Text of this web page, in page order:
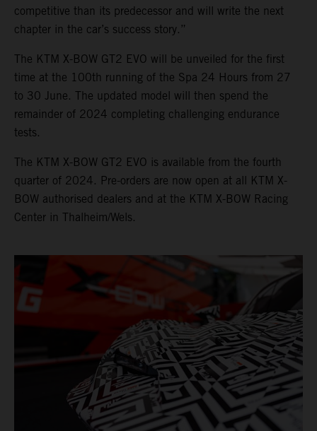
competitive than its predecessor and will write the next
chapter in the car’s success story.”
The KTM X-BOW GT2 EVO will be unveiled for the first
time at the 100th running of the Spa 24 Hours from 27
to 30 June. The updated model will then spend the
remainder of 2024 completing challenging endurance
tests.
The KTM X-BOW GT2 EVO is available from the fourth
quarter of 2024. Pre-orders are now open at all KTM X-
BOW authorised dealers and at the KTM X-BOW Racing
Center in Thalheim/Wels.